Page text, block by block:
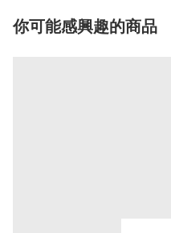
你可能感興趣的商品